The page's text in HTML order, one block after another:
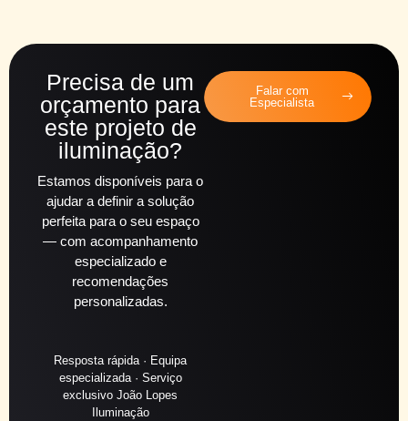
Precisa de um
orçamento para
este projeto de
iluminação?
Estamos disponíveis para o
ajudar a definir a solução
perfeita para o seu espaço
— com acompanhamento
especializado e
recomendações
personalizadas.
Resposta rápida · Equipa
especializada · Serviço
exclusivo João Lopes
Iluminação
Falar com
Especialista